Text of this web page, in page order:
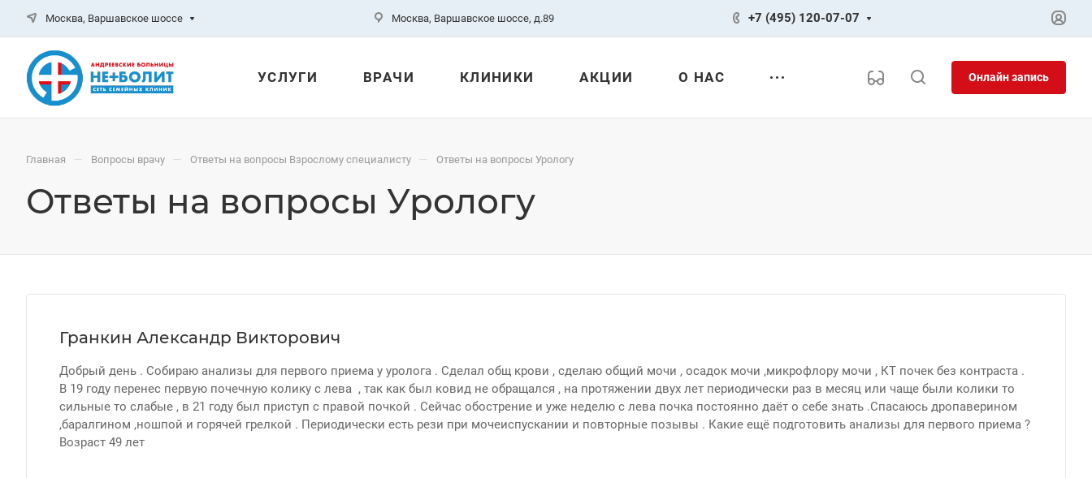
Москва, Варшавское шоссе Москва, Варшавское шоссе, д.89 +7 (495) 120-07-07
УСЛУГИ ВРАЧИ КЛИНИКИ АКЦИИ О НАС Онлайн запись
Главная — Вопросы врачу — Ответы на вопросы Взрослому специалисту — Ответы на вопросы Урологу
Ответы на вопросы Урологу
Гранкин Александр Викторович
Добрый день . Собираю анализы для первого приема у уролога . Сделал общ крови , сделаю общий мочи , осадок мочи ,микрофлору мочи , КТ почек без контраста .
В 19 году перенес первую почечную колику с лева , так как был ковид не обращался , на протяжении двух лет периодически раз в месяц или чаще были колики то
сильные то слабые , в 21 году был приступ с правой почкой . Сейчас обострение и уже неделю с лева почка постоянно даёт о себе знать .Спасаюсь дропаверином
,баралгином ,ношпой и горячей грелкой . Периодически есть рези при мочеиспускании и повторные позывы . Какие ещё подготовить анализы для первого приема ?
Возраст 49 лет